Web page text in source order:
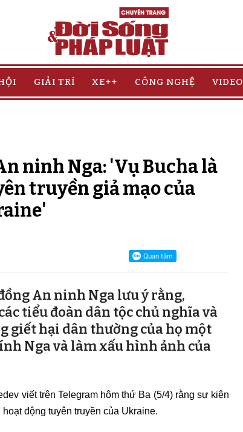
GIẢI TRÍ XE++ CÔNG NGHỆ VIDEO
ninh Nga: 'Vụ Bucha là
truyền giả mạo của
An ninh Nga lưu ý rằng,
tiểu đoàn dân tộc chủ nghĩa và
giết hại dân thường của họ một
Nga và làm xấu hình ảnh của
viết trên Telegram hôm thứ Ba (5/4) rằng sự kiện
động tuyên truyền của Ukraine.